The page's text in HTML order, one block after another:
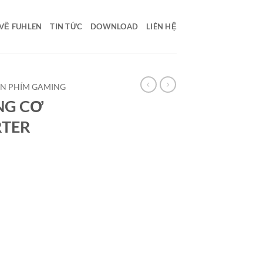
FUHLEN TIN TỨC DOWNLOAD LIÊN HỆ
PHÍM GAMING
CƠ